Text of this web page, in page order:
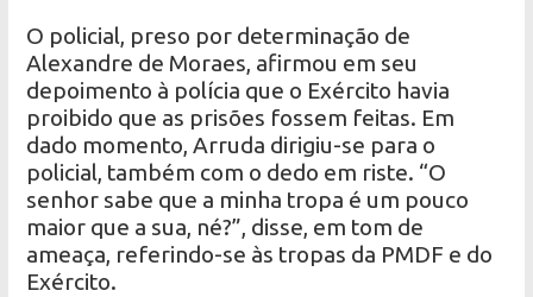
O policial, preso por determinação de
Alexandre de Moraes, afirmou em seu
depoimento à polícia que o Exército havia
proibido que as prisões fossem feitas. Em
dado momento, Arruda dirigiu-se para o
policial, também com o dedo em riste. “O
senhor sabe que a minha tropa é um pouco
maior que a sua, né?”, disse, em tom de
ameaça, referindo-se às tropas da PMDF e do
Exército.